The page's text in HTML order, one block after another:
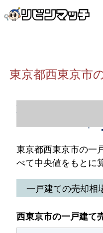
東京都西東京市
東京都西東京市の
東京都西東京市の一
べて中央値をもとに
一戸建ての売却相
西東京市の一戸建て